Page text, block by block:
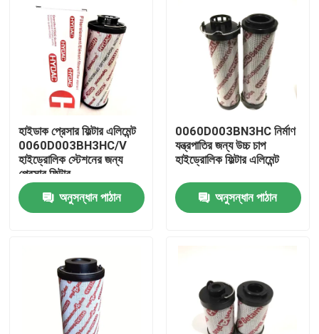
হাইডাক প্রেসার ফিল্টার এলিমেন্ট
0060D003BH3HC/V
হাইড্রোলিক স্টেশনের জন্য
প্রেসার ফিল্টার
অনুসন্ধান পাঠান
0060D003BN3HC নির্মাণ
যন্ত্রপাতির জন্য উচ্চ চাপ
হাইড্রোলিক ফিল্টার এলিমেন্ট
অনুসন্ধান পাঠান